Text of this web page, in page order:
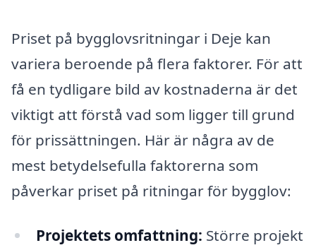
Priset på bygglovsritningar i Deje kan
variera beroende på flera faktorer. För att
få en tydligare bild av kostnaderna är det
viktigt att förstå vad som ligger till grund
för prissättningen. Här är några av de
mest betydelsefulla faktorerna som
påverkar priset på ritningar för bygglov:
Projektets omfattning: Större projekt